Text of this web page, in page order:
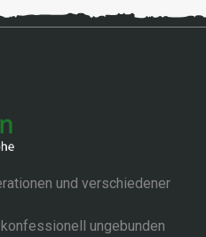
und verschiedener
ungebunden